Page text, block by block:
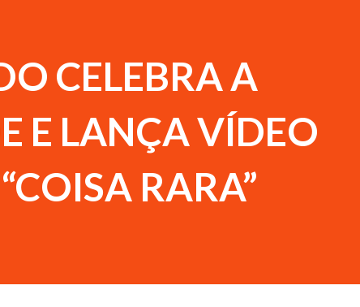
CELEBRA A
E LANÇA VÍDEO
RARA”